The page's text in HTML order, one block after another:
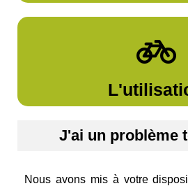
J'ai un problème
Nous avons mis à votre